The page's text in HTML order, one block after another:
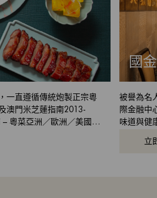
一直遵循傳統炮製正宗粵
澳門米芝蓮指南2013-
粵菜亞洲／歐洲／美國
國
被譽為名
際金融中
味道與健
立